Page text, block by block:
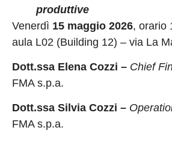
produttive
Venerdì 15 maggio 2026, orario
aula L02 (Building 12) – via La
Dott.ssa Elena Cozzi – Chief
FMA s.p.a.
Dott.ssa Silvia Cozzi –
FMA s.p.a.